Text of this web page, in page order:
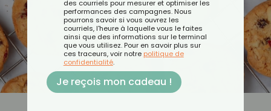
des courriels pour mesurer et optimiser les
performances des campagnes. Nous
pourrons savoir si vous ouvrez les
courriels, l'heure à laquelle vous le faites
ainsi que des informations sur le terminal
que vous utilisez. Pour en savoir plus sur
ces traceurs, voir notre politique de
confidentialité.
Je reçois mon cadeau !